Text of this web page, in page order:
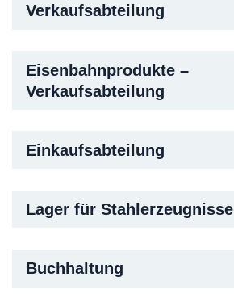
Verkaufsabteilung
Eisenbahnprodukte –
Verkaufsabteilung
Einkaufsabteilung
Lager für Stahlerzeugnisse
Buchhaltung